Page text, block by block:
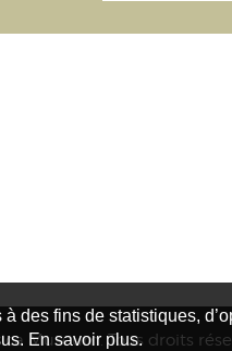
Museum. Tous droits
des fins de statistiques,
En savoir plus.